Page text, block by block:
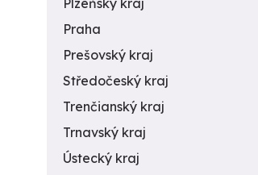
Plzeňský kraj
Praha
Prešovský kraj
Středočeský kraj
Trenčianský kraj
Trnavský kraj
Ústecký kraj